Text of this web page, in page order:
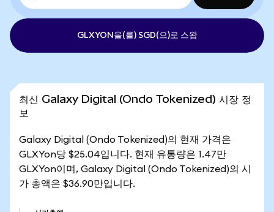
GLXYON을(를) SGD(으)로 스왑
최신 Galaxy Digital (Ondo Tokenized) 시장 정
보
Galaxy Digital (Ondo Tokenized)의 현재 가격은
GLXYon당 $25.04입니다. 현재 유통량은 1.47만
GLXYon이며, Galaxy Digital (Ondo Tokenized)의 시
가 총액은 $36.90만입니다.